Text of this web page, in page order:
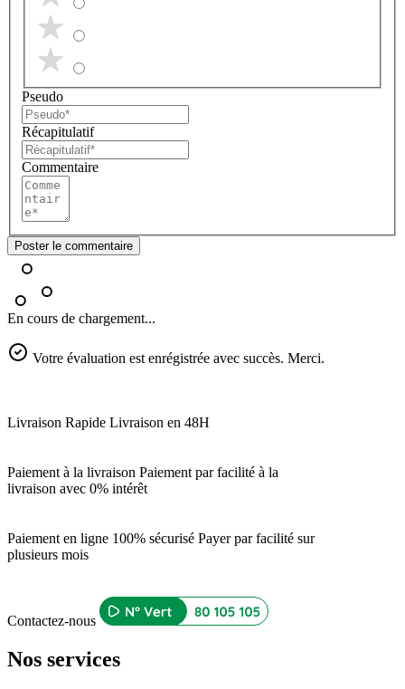
Pseudo
Récapitulatif
Commentaire
Poster le commentaire
En cours de chargement...
Votre évaluation est enrégistrée avec succès. Merci.
Livraison Rapide Livraison en 48H
Paiement à la livraison Paiement par facilité à la
livraison avec 0% intérêt
Paiement en ligne 100% sécurisé Payer par facilité sur
plusieurs mois
Contactez-nous
Nos services